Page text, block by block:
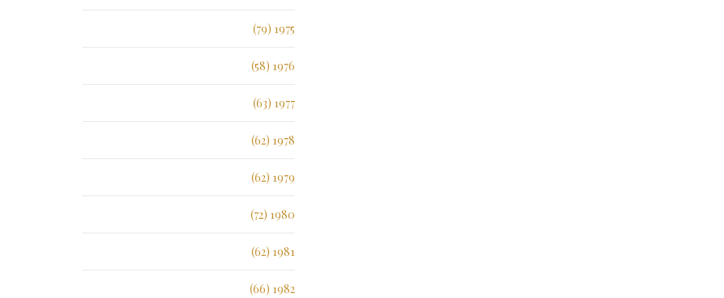
1975 (79)
1976 (58)
1977 (63)
1978 (62)
1979 (62)
1980 (72)
1981 (62)
1982 (66)